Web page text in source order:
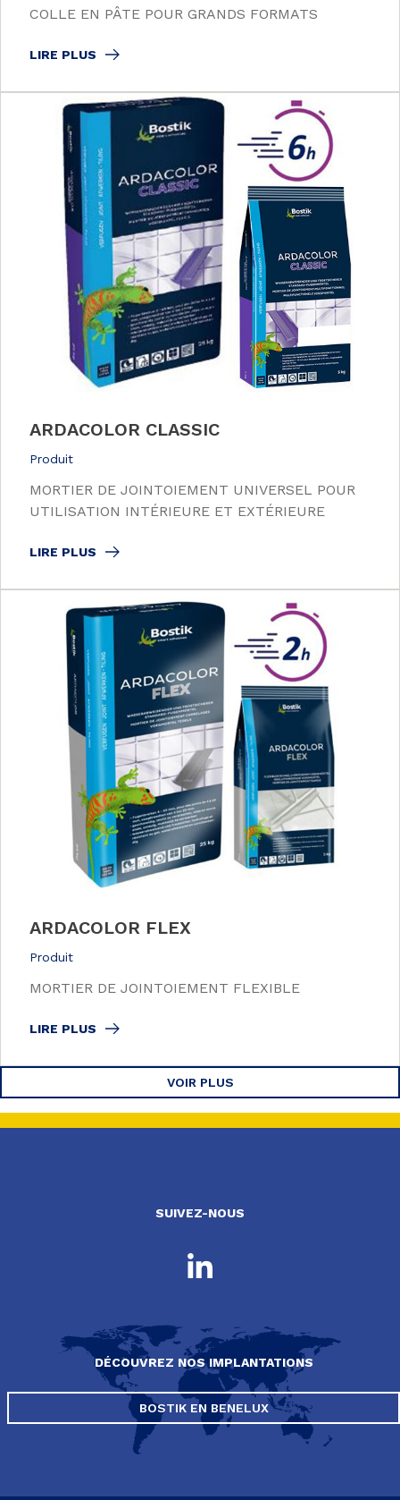
COLLE EN PÂTE POUR GRANDS FORMATS
LIRE PLUS
ARDACOLOR CLASSIC
Produit
MORTIER DE JOINTOIEMENT UNIVERSEL POUR
UTILISATION INTÉRIEURE ET EXTÉRIEURE
LIRE PLUS
ARDACOLOR FLEX
Produit
MORTIER DE JOINTOIEMENT FLEXIBLE
LIRE PLUS
VOIR PLUS
SUIVEZ-NOUS
DÉCOUVREZ NOS IMPLANTATIONS
BOSTIK EN BENELUX